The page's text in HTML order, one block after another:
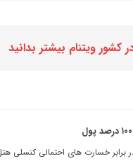
کشور ویتنام بیشتر بدانید
برابر خسارت های احتمالی کنسلی